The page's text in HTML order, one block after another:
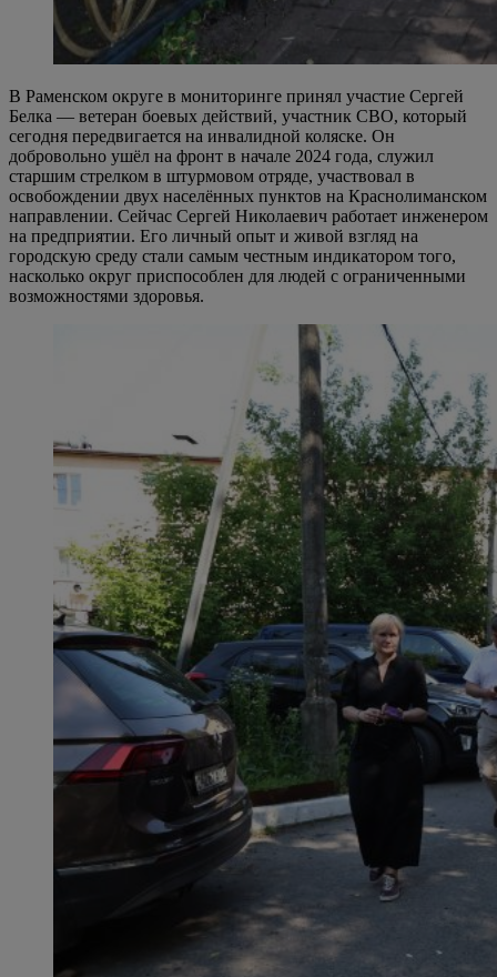
В Раменском округе в мониторинге принял участие Сергей
Белка — ветеран боевых действий, участник СВО, который
сегодня передвигается на инвалидной коляске. Он
добровольно ушёл на фронт в начале 2024 года, служил
старшим стрелком в штурмовом отряде, участвовал в
освобождении двух населённых пунктов на Краснолиманском
направлении. Сейчас Сергей Николаевич работает инженером
на предприятии. Его личный опыт и живой взгляд на
городскую среду стали самым честным индикатором того,
насколько округ приспособлен для людей с ограниченными
возможностями здоровья.